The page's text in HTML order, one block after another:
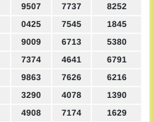
9507 7737
8252
0425 7545
1845
9009 6713
5380
7374 4641
6791
9863 7626
6216
3290 4078
1390
4908 7174
1629